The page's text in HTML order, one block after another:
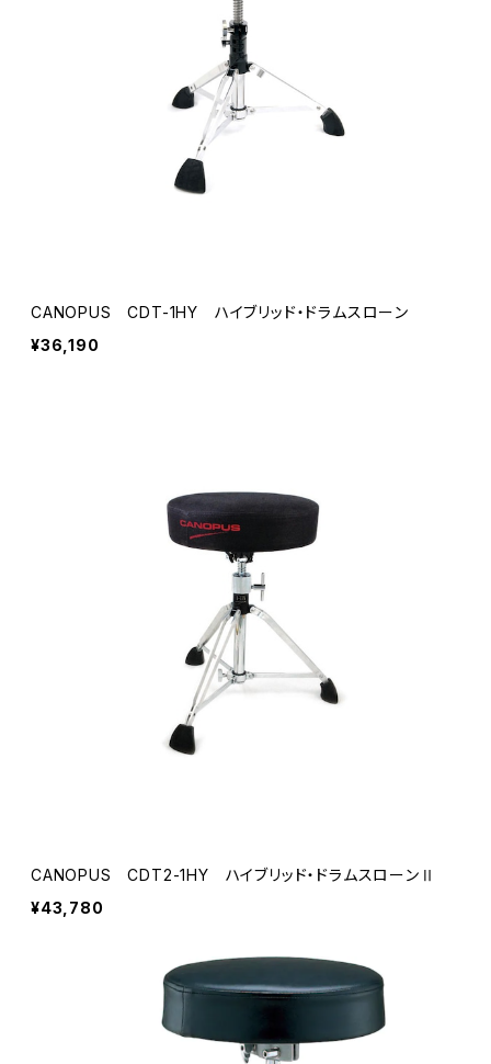
CANOPUS CDT-1HY ハイブリッド・ドラムスローン
¥36,190
CANOPUS CDT2-1HY ハイブリッド・ドラムスローンⅡ
¥43,780